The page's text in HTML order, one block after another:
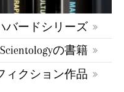
バードシリーズ
の書籍
ィクション作品